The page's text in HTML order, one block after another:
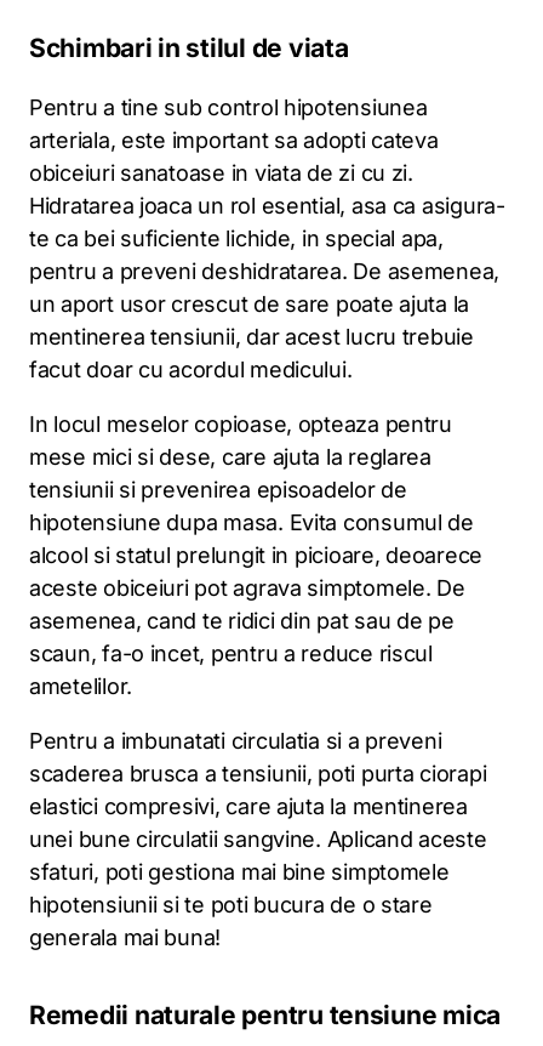
Schimbari in stilul de viata
Pentru a tine sub control hipotensiunea
arteriala, este important sa adopti cateva
obiceiuri sanatoase in viata de zi cu zi.
Hidratarea joaca un rol esential, asa ca asigura-
te ca bei suficiente lichide, in special apa,
pentru a preveni deshidratarea. De asemenea,
un aport usor crescut de sare poate ajuta la
mentinerea tensiunii, dar acest lucru trebuie
facut doar cu acordul medicului.
In locul meselor copioase, opteaza pentru
mese mici si dese, care ajuta la reglarea
tensiunii si prevenirea episoadelor de
hipotensiune dupa masa. Evita consumul de
alcool si statul prelungit in picioare, deoarece
aceste obiceiuri pot agrava simptomele. De
asemenea, cand te ridici din pat sau de pe
scaun, fa-o incet, pentru a reduce riscul
ametelilor.
Pentru a imbunatati circulatia si a preveni
scaderea brusca a tensiunii, poti purta ciorapi
elastici compresivi, care ajuta la mentinerea
unei bune circulatii sangvine. Aplicand aceste
sfaturi, poti gestiona mai bine simptomele
hipotensiunii si te poti bucura de o stare
generala mai buna!
Remedii naturale pentru tensiune mica